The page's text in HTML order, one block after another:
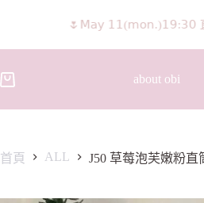
🌷𝖬𝖺𝗒 𝟣𝟣(𝗆𝗈𝗇.)𝟣𝟫:𝟥𝟢
about obi
首頁 ALL J50 草莓泡芙嫩粉直